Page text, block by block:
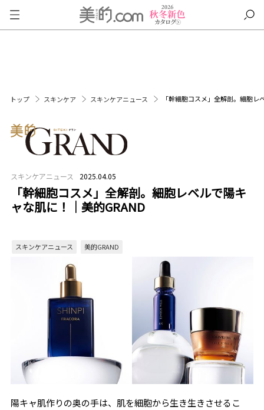
トップ スキンケア スキンケアニュース 「幹細胞コスメ」全解剖。細胞
スキンケアニュース 2025.04.05
「幹細胞コスメ」全解剖。細胞レベルで陽キ
ャな肌に！｜美的GRAND
スキンケアニュース 美的GRAND
陽キャ肌作りの奥の手は、肌を細胞から生き生きさせるこ